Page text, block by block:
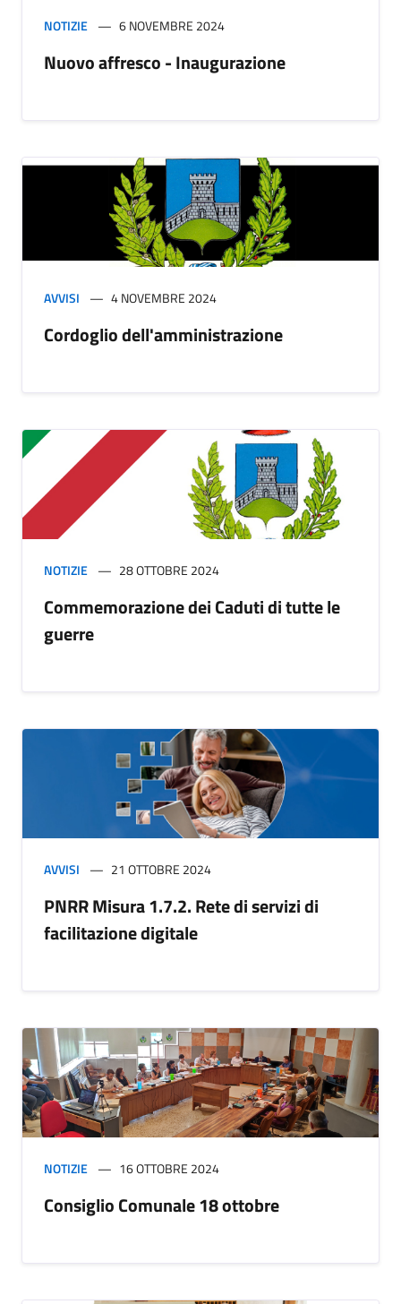
NOTIZIE 6 NOVEMBRE 2024
Nuovo affresco - Inaugurazione
AVVISI 4 NOVEMBRE 2024
Cordoglio dell'amministrazione
NOTIZIE 28 OTTOBRE 2024
Commemorazione dei Caduti di tutte le
guerre
AVVISI 21 OTTOBRE 2024
PNRR Misura 1.7.2. Rete di servizi di
facilitazione digitale
NOTIZIE 16 OTTOBRE 2024
Consiglio Comunale 18 ottobre